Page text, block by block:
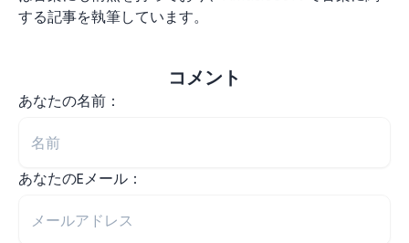
する記事を執筆しています。
コメント
あなたの名前：
あなたのEメール：